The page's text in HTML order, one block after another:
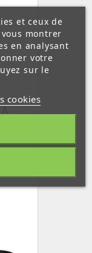
et ceux de
montrer
en analysant
votre
sur le
cookies